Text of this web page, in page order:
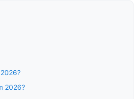
2026?